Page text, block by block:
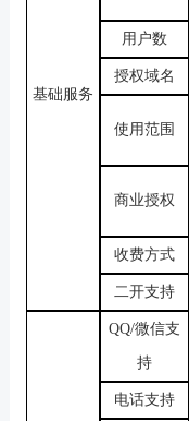
基础服务
用户数
授权域名
使用范围
商业授权
收费方式
二开支持
QQ/微信支
持
电话支持